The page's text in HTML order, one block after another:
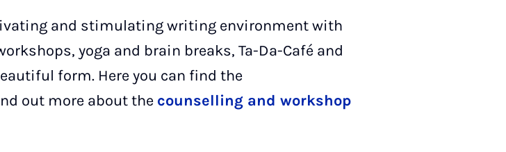
and stimulating writing environment with
yoga and brain breaks, Ta-Da-Café and
form. Here you can find the
out more about the counselling and workshop